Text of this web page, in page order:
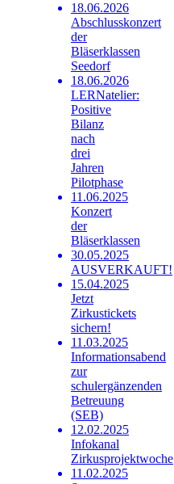
18.06.2026
Abschlusskonzert
der
Bläserklassen
Seedorf
18.06.2026
LERNatelier:
Positive
Bilanz
nach
drei
Jahren
Pilotphase
11.06.2025
Konzert
der
Bläserklassen
30.05.2025
AUSVERKAUFT!
15.04.2025
Jetzt
Zirkustickets
sichern!
11.03.2025
Informationsabend
zur
schulergänzenden
Betreuung
(SEB)
12.02.2025
Infokanal
Zirkusprojektwoche
11.02.2025